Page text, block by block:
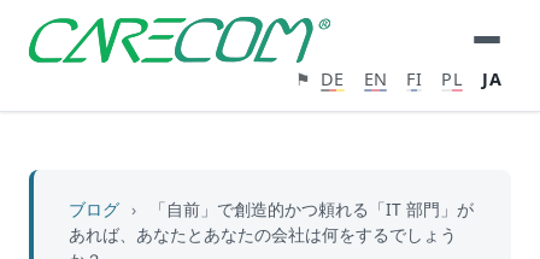
⚑ DE EN FI PL JA
ブログ ›
「自前」で創造的かつ頼れる「IT 部門」が
あれば、あなたとあなたの会社は何をするでしょう